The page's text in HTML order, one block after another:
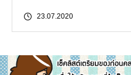
23.07.2020